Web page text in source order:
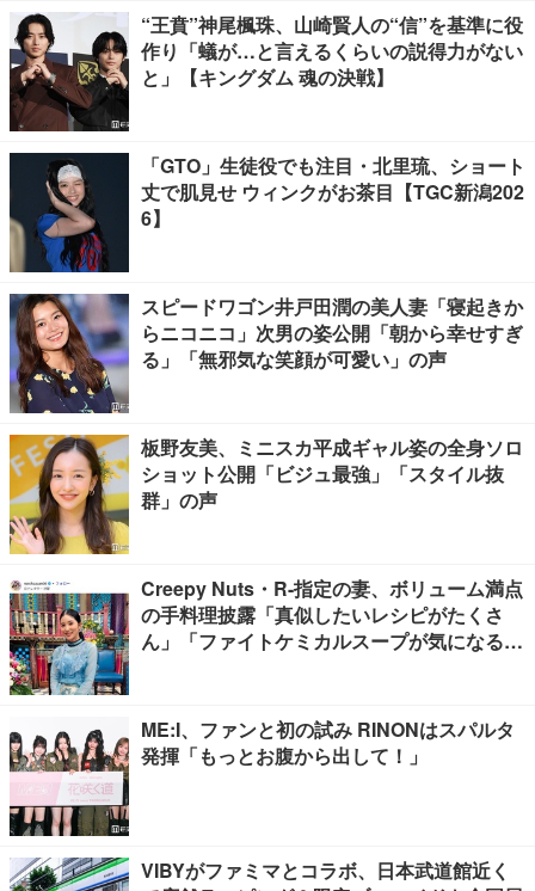
“王賁”神尾楓珠、山崎賢人の“信”を基準に役
作り「蟻が…と言えるくらいの説得力がない
と」【キングダム 魂の決戦】
「GTO」生徒役でも注目・北里琉、ショート
丈で肌見せ ウィンクがお茶目【TGC新潟202
6】
スピードワゴン井戸田潤の美人妻「寝起きか
らニコニコ」次男の姿公開「朝から幸せすぎ
る」「無邪気な笑顔が可愛い」の声
板野友美、ミニスカ平成ギャル姿の全身ソロ
ショット公開「ビジュ最強」「スタイル抜
群」の声
Creepy Nuts・R-指定の妻、ボリューム満点
の手料理披露「真似したいレシピがたくさ
ん」「ファイトケミカルスープが気になる」
ME:I、ファンと初の試み RINONはスパルタ
発揮「もっとお腹から出して！」
VIBYがファミマとコラボ、日本武道館近く